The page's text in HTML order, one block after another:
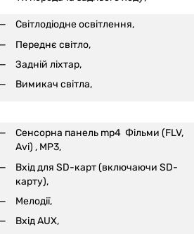
Світлодіодне освітлення,
Переднє світло,
Задній ліхтар,
Вимикач світла,
Сенсорна панель mp4 Фільми (FLV,
Avi) , MP3,
Вхід для SD-карт (включаючи SD-
карту),
Мелодії,
Вхід AUX,